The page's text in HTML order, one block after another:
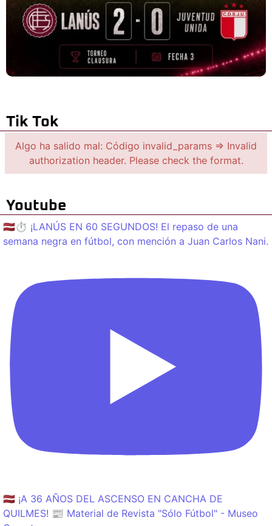
Tik Tok
Algo ha salido mal: Código invalid_params => Invalid
authorization header. Please check the format.
Youtube
🇱🇻⏱️ ¡LANÚS EN 60 SEGUNDOS! El repaso de una
semana negra en fútbol, con mención a Juan Carlos Nani.
🇱🇻 ¡A 36 AÑOS DEL ASCENSO EN CANCHA DE
QUILMES! 📰 Material de Revista "Sólo Fútbol" - Museo